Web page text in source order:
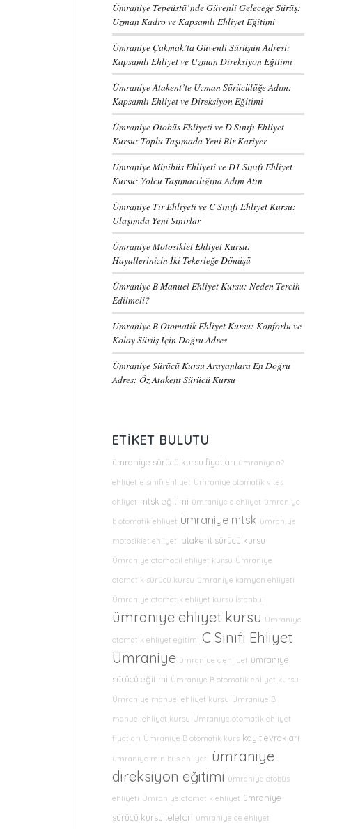
Ümraniye Tepeüstü’nde Güvenli Geleceğe Sürüş:
Uzman Kadro ve Kapsamlı Ehliyet Eğitimi
Ümraniye Çakmak’ta Güvenli Sürüşün Adresi:
Kapsamlı Ehliyet ve Uzman Direksiyon Eğitimi
Ümraniye Atakent’te Uzman Sürücülüğe Adım:
Kapsamlı Ehliyet ve Direksiyon Eğitimi
Ümraniye Otobüs Ehliyeti ve D Sınıfı Ehliyet
Kursu: Toplu Taşımada Yeni Bir Kariyer
Ümraniye Minibüs Ehliyeti ve D1 Sınıfı Ehliyet
Kursu: Yolcu Taşımacılığına Adım Atın
Ümraniye Tır Ehliyeti ve C Sınıfı Ehliyet Kursu:
Ulaşımda Yeni Sınırlar
Ümraniye Motosiklet Ehliyet Kursu:
Hayallerinizin İki Tekerleğe Dönüşü
Ümraniye B Manuel Ehliyet Kursu: Neden Tercih
Edilmeli?
Ümraniye B Otomatik Ehliyet Kursu: Konforlu ve
Kolay Sürüş İçin Doğru Adres
Ümraniye Sürücü Kursu Arayanlara En Doğru
Adres: Öz Atakent Sürücü Kursu
ETIKET BULUTU
ümraniye sürücü kursu fiyatları ümraniye a2
ehliyet e sınıfı ehliyet Ümraniye otomatik vites
ehliyet mtsk eğitimi ümraniye a ehliyet ümraniye
b otomatik ehliyet ümraniye mtsk ümraniye
motosiklet ehliyeti atakent sürücü kursu
Ümraniye otomobil ehliyet kursu Ümraniye
otomatik sürücü kursu ümraniye kamyon ehliyeti
Ümraniye otomatik ehliyet kursu İstanbul
ümraniye ehliyet kursu Ümraniye
otomatik ehliyet eğitimi C Sınıfı Ehliyet
Ümraniye ümraniye c ehliyet ümraniye
sürücü eğitimi Ümraniye B otomatik ehliyet kursu
Ümraniye manuel ehliyet kursu Ümraniye B
manuel ehliyet kursu Ümraniye otomatik ehliyet
fiyatları Ümraniye B otomatik kurs kayıt evrakları
ümraniye minibüs ehliyeti ümraniye
direksiyon eğitimi ümraniye otobüs
ehliyeti Ümraniye otomatik ehliyet ümraniye
sürücü kursu telefon ümraniye de ehliyet